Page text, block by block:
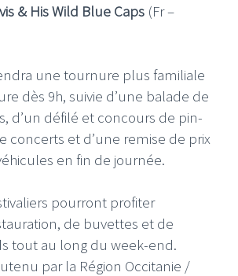
& His Wild Blue Caps (Fr –
une tournure plus familiale
dès 9h, suivie d’une balade de
d’un défilé et concours de pin-
concerts et d’une remise de prix
en fin de journée.
pourront profiter
de buvettes et de
tout au long du week-end.
par la Région Occitanie /